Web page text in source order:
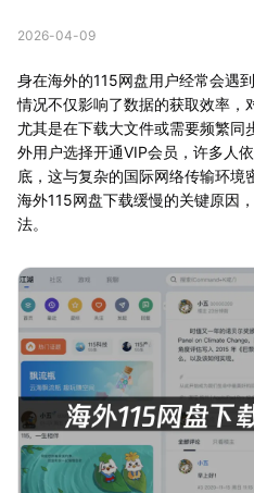
2026-04-09
身在海外的115网盘用户经常会遇
情况不仅影响了数据的获取效率，
尤其是在下载大文件或需要频繁同
外用户选择开通VIP会员，许多人
底，这与复杂的国际网络传输环
海外115网盘下载缓慢的关键原因
法。